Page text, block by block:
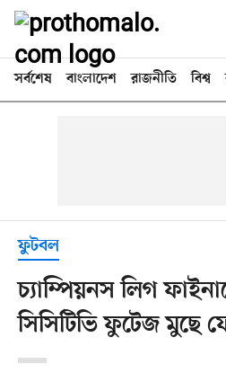
সর্বশেষ বাংলাদেশ রাজনীতি বিশ্ব
ফুটবল
চ্যাম্পিয়নস লিগ
সিসিটিভি ফুটেজ মুছে